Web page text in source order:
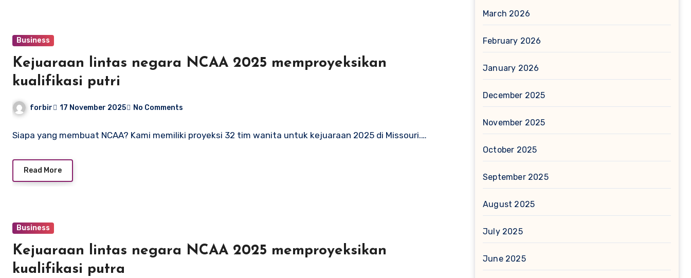
Business
Kejuaraan lintas negara NCAA 2025 memproyeksikan
kualifikasi putri
forbir 17 November 2025 No Comments
Siapa yang membuat NCAA? Kami memiliki proyeksi 32 tim wanita untuk kejuaraan 2025 di Missouri.…
Read More
Business
Kejuaraan lintas negara NCAA 2025 memproyeksikan
kualifikasi putra
March 2026
February 2026
January 2026
December 2025
November 2025
October 2025
September 2025
August 2025
July 2025
June 2025